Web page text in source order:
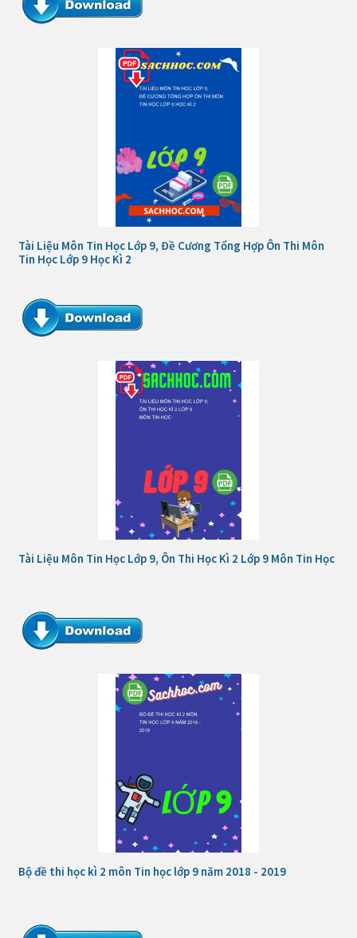
Tài Liệu Môn Tin Học Lớp 9, Đề Cương Tổng Hợp Ôn Thi Môn
Tin Học Lớp 9 Học Kì 2
Tài Liệu Môn Tin Học Lớp 9, Ôn Thi Học Kì 2 Lớp 9 Môn Tin Học
Bộ đề thi học kì 2 môn Tin học lớp 9 năm 2018 - 2019